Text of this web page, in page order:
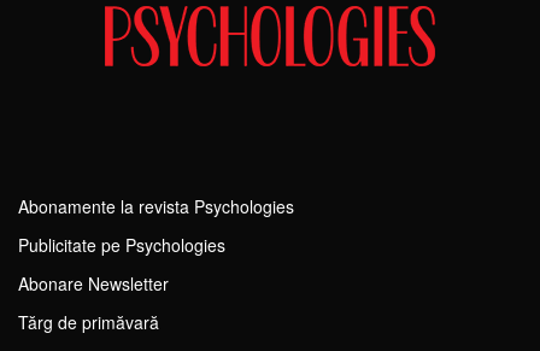
Abonamente la revista Psychologies
Publicitate pe Psychologies
Abonare Newsletter
Tărg de primăvară